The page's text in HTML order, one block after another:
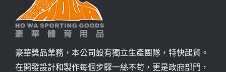
詢價
豪華獎品業務，本公司設有獨立生產團隊，特快起貨。
在開發設計和製作每個步驟一絲不苟，更是政府部門，